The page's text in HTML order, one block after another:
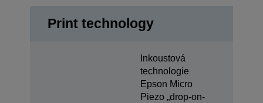
Print technology
Inkoustová
technologie
Epson Micro
Piezo „drop-on-